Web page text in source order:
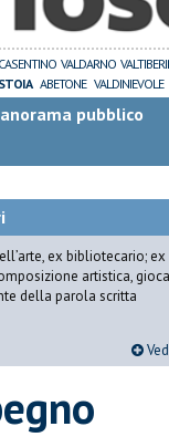
CASENTINO VALDARNO
ABETONE VALDINIEVOLE
pubblico
ex bibliotecario;
artistica,
della parola scritta